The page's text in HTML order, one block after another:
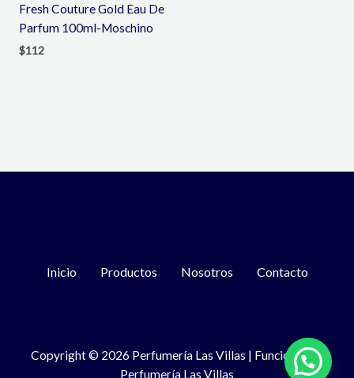
Fresh Couture Gold Eau De
Parfum 100ml-Moschino
$112
Inicio Productos Nosotros Contacto
Copyright © 2026 Perfumería Las Villas | Funciona con
Perfumería Las Villas